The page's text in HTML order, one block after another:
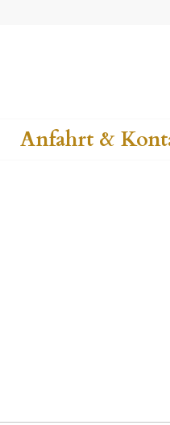
Anfahrt &